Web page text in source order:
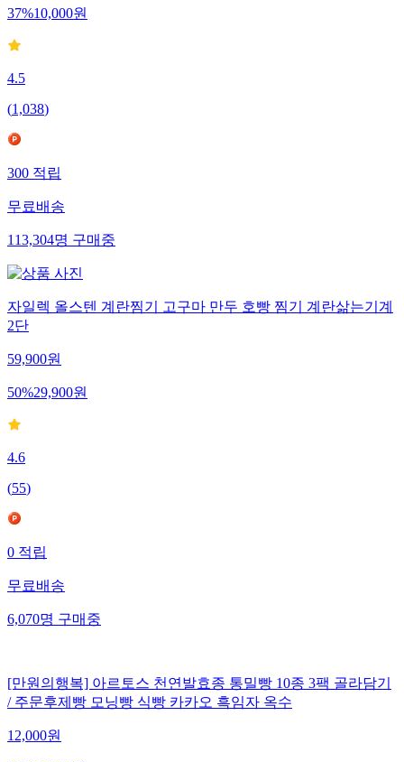
37%10,000원
4.5
(1,038)
300적립
무료배송
113,304명구매중
자일렉 올스텐 계란찜기 고구마 만두 호빵 찜기 계란삶는기계
2단
59,900원
50%29,900원
4.6
(55)
0적립
무료배송
6,070명구매중
[만원의행복] 아르토스 천연발효종 통밀빵 10종 3팩 골라담기
/ 주문후제빵 모닝빵 식빵 카카오 흑임자 옥수
12,000원